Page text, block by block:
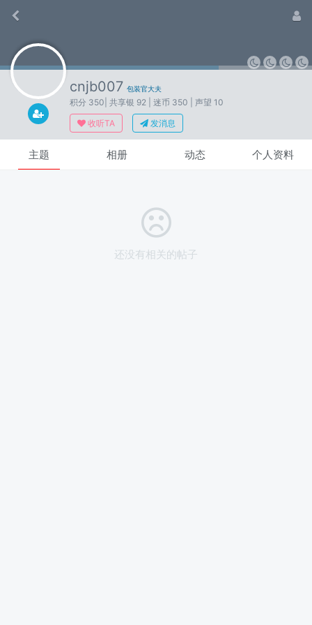
cnjb007 包装官大夫
积分 350 | 共享银 92 | 迷币 350
| 声望 10
收听TA
发消息
主题 相册 动态 个人资料
还没有相关的帖子